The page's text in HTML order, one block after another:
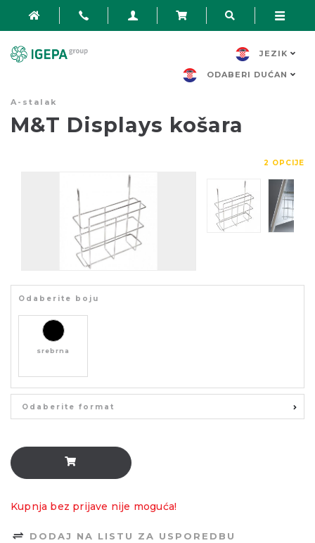
JEZIK
ODABERI DUĆAN
A-stalak
M&T Displays košara
2 OPCIJE
Odaberite boju
srebrna
Odaberite format
Kupnja bez prijave nije moguća!
DODAJ NA LISTU ZA USPOREDBU